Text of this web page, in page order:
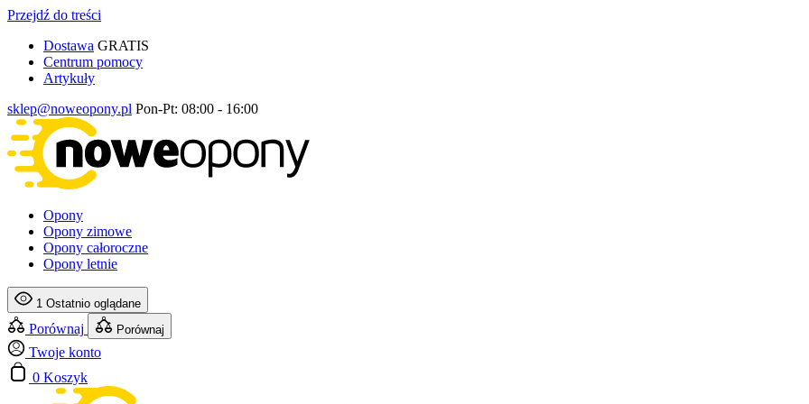
Przejdź do treści
Dostawa GRATIS
Centrum pomocy
Artykuły
sklep@noweopony.pl Pon-Pt: 08:00 - 16:00
Opony
Opony zimowe
Opony całoroczne
Opony letnie
1 Ostatnio oglądane
Porównaj Porównaj
Twoje konto
0 Koszyk